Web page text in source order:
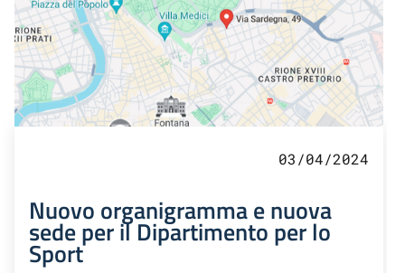
03/04/2024
Nuovo organigramma e nuova
sede per il Dipartimento per lo
Sport